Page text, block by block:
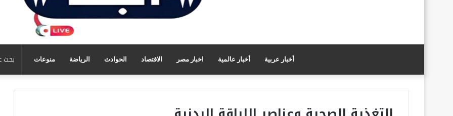
أخبار عربية أخبار عالمية اخبار مصر الاقتصاد الحوادث الرياضة منوعات